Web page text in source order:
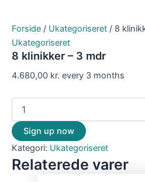
Forside / Ukategoriseret / 8
Ukategoriseret
8 klinikker – 3 mdr
4.680,00 kr. every 3 months
Sign up now
Kategori: Ukategoriseret
Relaterede varer